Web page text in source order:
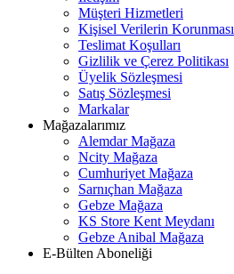
Müşteri Hizmetleri
Kişisel Verilerin Korunması
Teslimat Koşulları
Gizlilik ve Çerez Politikası
Üyelik Sözleşmesi
Satış Sözleşmesi
Markalar
Mağazalarımız
Alemdar Mağaza
Ncity Mağaza
Cumhuriyet Mağaza
Sarnıçhan Mağaza
Gebze Mağaza
KS Store Kent Meydanı
Gebze Anibal Mağaza
E-Bülten Aboneliği